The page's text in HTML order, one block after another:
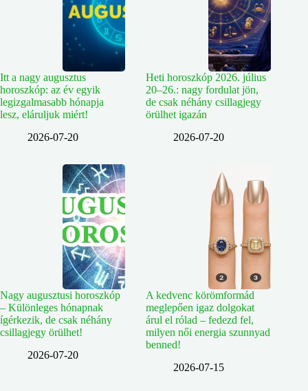
Itt a nagy augusztus
horoszkóp: az év egyik
legizgalmasabb hónapja
lesz, eláruljuk miért!
2026-07-20
Heti horoszkóp 2026. július
20–26.: nagy fordulat jön,
de csak néhány csillagjegy
örülhet igazán
2026-07-20
Nagy augusztusi horoszkóp
– Különleges hónapnak
ígérkezik, de csak néhány
csillagjegy örülhet!
2026-07-20
A kedvenc körömformád
meglepően igaz dolgokat
árul el rólad – fedezd fel,
milyen női energia szunnyad
benned!
2026-07-15